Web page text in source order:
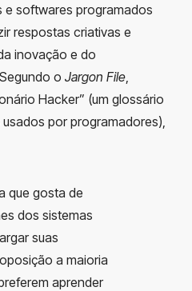
e softwares programados
respostas criativas e
inovação e do
o Jargon File
Hacker” (um glossário
por programadores),
que gosta de
dos sistemas
suas
a maioria
aprender